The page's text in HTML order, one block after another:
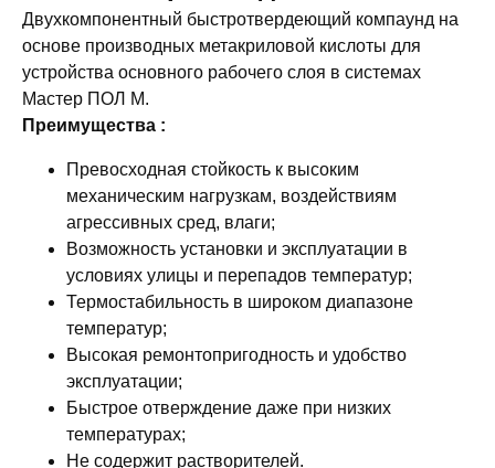
Двухкомпонентный быстротвердеющий компаунд на
основе производных метакриловой кислоты для
устройства основного рабочего слоя в системах
Мастер ПОЛ М.
Преимущества :
Превосходная стойкость к высоким
механическим нагрузкам, воздействиям
агрессивных сред, влаги;
Возможность установки и эксплуатации в
условиях улицы и перепадов температур;
Термостабильность в широком диапазоне
температур;
Высокая ремонтопригодность и удобство
эксплуатации;
Быстрое отверждение даже при низких
температурах;
Не содержит растворителей.